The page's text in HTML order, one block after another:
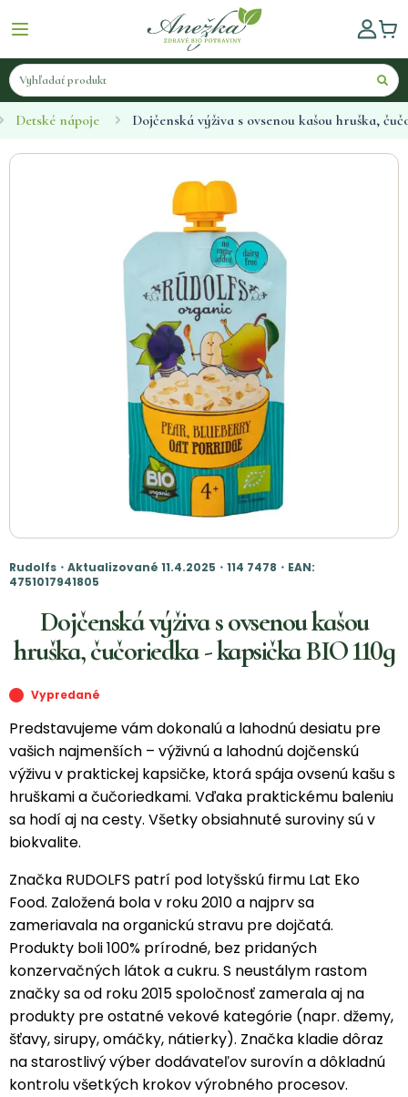
Detské nápoje Dojčenská výživa s ovsenou kašou hruška,
Rudolfs・Aktualizované 11.4.2025・114 7478・EAN:
4751017941805
Dojčenská výživa s ovsenou kašou
hruška, čučoriedka - kapsička BIO 110g
Vypredané
Predstavujeme vám dokonalú a lahodnú desiatu pre
vašich najmenších – výživnú a lahodnú dojčenskú
výživu v praktickej kapsičke, ktorá spája ovsenú kašu s
hruškami a čučoriedkami. Vďaka praktickému baleniu
sa hodí aj na cesty. Všetky obsiahnuté suroviny sú v
biokvalite.
Značka RUDOLFS patrí pod lotyšskú firmu Lat Eko
Food. Založená bola v roku 2010 a najprv sa
zameriavala na organickú stravu pre dojčatá.
Produkty boli 100% prírodné, bez pridaných
konzervačných látok a cukru. S neustálym rastom
značky sa od roku 2015 spoločnosť zamerala aj na
produkty pre ostatné vekové kategórie (napr. džemy,
šťavy, sirupy, omáčky, nátierky). Značka kladie dôraz
na starostlivý výber dodávateľov surovín a dôkladnú
kontrolu všetkých krokov výrobného procesov.